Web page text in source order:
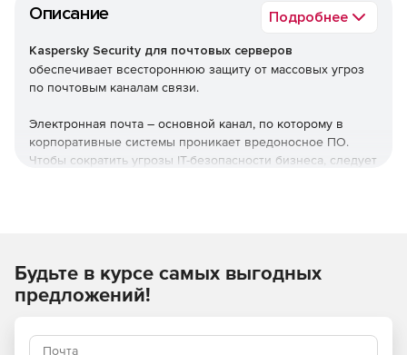
Описание Подробнее
Kaspersky Security для почтовых серверов
обеспечивает всестороннюю защиту от массовых угроз
по почтовым каналам связи.
Электронная почта – основной канал, по которому в
корпоративные системы проникает вредоносное ПО.
Чтобы сократить угрозы IT-безопасности бизнеса, следует
Будьте в курсе самых выгодных
предложений!